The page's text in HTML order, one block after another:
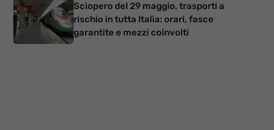
Sciopero del 29 maggio, trasporti a
rischio in tutta Italia: orari, fasce
garantite e mezzi coinvolti